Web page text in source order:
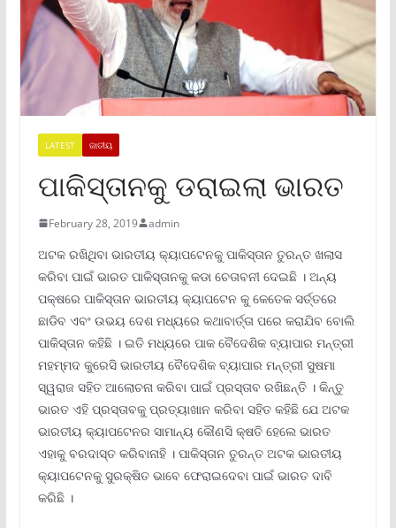
LATEST ଜାତୀୟ
ପାକିସ୍ତାନକୁ ଡରାଇଲା ଭାରତ
February 28, 2019 admin
ଅଟକ ରଖିଥିବା ଭାରତୀୟ କ୍ୟାପଟେନକୁ ପାକିସ୍ତାନ ତୁରନ୍ତ ଖଲାସ
କରିବା ପାଇଁ ଭାରତ ପାକିସ୍ତାନକୁ କଡା ଚେତାବନୀ ଦେଇଛି । ଅନ୍ୟ
ପକ୍ଷରେ ପାକିସ୍ତାନ ଭାରତୀୟ କ୍ୟାପଟେନ କୁ କେତେକ ସର୍ତ୍ତରେ
ଛାଡିବ ଏବଂ ଉଭୟ ଦେଶ ମଧ୍ୟରେ କଥାବାର୍ତ୍ତା ପରେ କରାଯିବ ବୋଲି
ପାକିସ୍ତାନ କହିଛି । ଇତି ମଧ୍ୟରେ ପାକ ବୈଦେଶିକ ବ୍ୟାପାର ମନ୍ତ୍ରୀ
ମହମ୍ମଦ କୁରେସି ଭାରତୀୟ ବୈଦେଶିକ ବ୍ୟାପାର ମନ୍ତ୍ରୀ ସୁଷମା
ସ୍ୱରାଜ ସହିତ ଆଲୋଚନା କରିବା ପାଇଁ ପ୍ରସ୍ତାବ ରଖିଛନ୍ତି । କିନ୍ତୁ
ଭାରତ ଏହି ପ୍ରସ୍ତାବକୁ ପ୍ରତ୍ୟାଖାନ କରିବା ସହିତ କହିଛି ଯେ ଅଟକ
ଭାରତୀୟ କ୍ୟାପଟେନର ସାମାନ୍ୟ କୌଣସି କ୍ଷତି ହେଲେ ଭାରତ
ଏହାକୁ ବରଦାସ୍ତ କରିବାନାହି । ପାକିସ୍ତାନ ତୁରନ୍ତ ଅଟକ ଭାରତୀୟ
କ୍ୟାପଟେନକୁ ସୁରକ୍ଷିତ ଭାବେ ଫେରାଇଦେବା ପାଇଁ ଭାରତ ଦାବି
କରିଛି ।